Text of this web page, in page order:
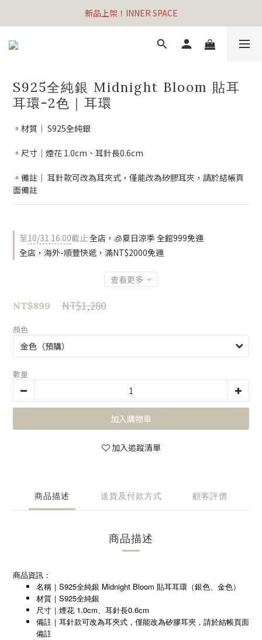
新品上架！INNER SPACE
S925全純銀 Midnight Bloom 貼耳
耳環-2色｜耳環
。材質｜ S925全純銀
。尺寸｜煙花 1.0cm、耳針長0.6cm
。備註｜ 耳針款可改為耳夾式，僅能改為矽膠耳夾，請於結帳頁
面備註
至10/31 16:00截止全店，🧊夏日涼季 全館999免運
全店，海外-順豐快遞，滿NT$2000免運
查看更多
NT$899 NT$1,280
顏色
數量
加入購物車
加入追蹤清單
商品描述 送貨及付款方式 顧客評價
商品描述
商品資訊：
名稱｜S925全純銀 Midnight Bloom 貼耳耳環（銀色、金色）
材質｜S925全純銀
尺寸｜煙花 1.0cm、耳針長0.6cm
備註｜耳針款可改為耳夾式，僅能改為矽膠耳夾，請於結帳頁面
備註